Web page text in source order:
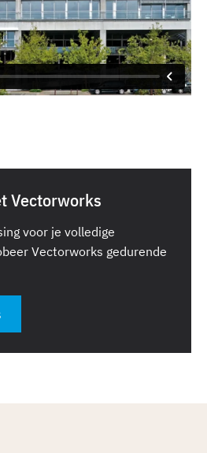
Vectorworks
voor je volledige
Vectorworks gedurende